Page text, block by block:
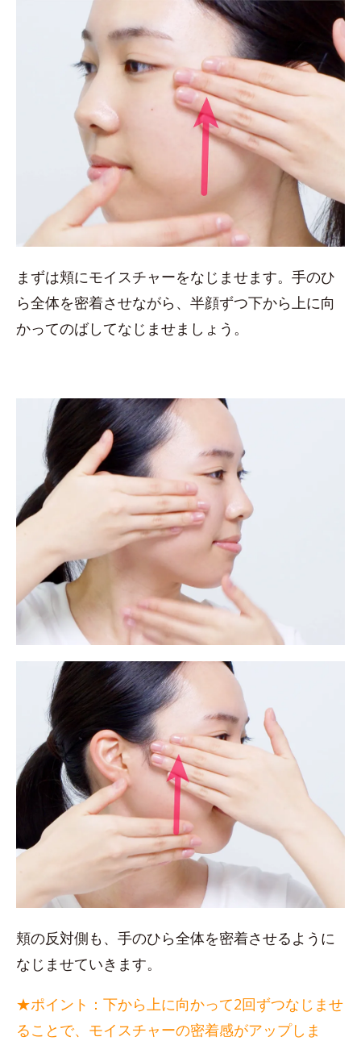
まずは頬にモイスチャーをなじませます。手のひ
ら全体を密着させながら、半顔ずつ下から上に向
かってのばしてなじませましょう。
頬の反対側も、手のひら全体を密着させるように
なじませていきます。
★ポイント：下から上に向かって2回ずつなじませ
ることで、モイスチャーの密着感がアップしま